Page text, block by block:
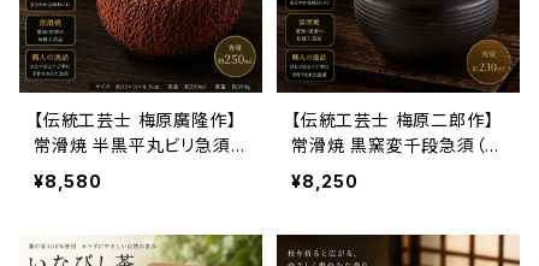
【伝統工芸士 梅原廣隆作】
常滑焼 半黒平丸ビリ急須
（セラメッシュ）250ml｜日
本製 高級急須 茶こし付き
¥8,580
【伝統工芸士 梅原二郎作】
常滑焼 黒窯変千段急須（セ
ラメッシュ）230ml｜日本製
高級急須 茶こし付き 煎茶・
¥8,250